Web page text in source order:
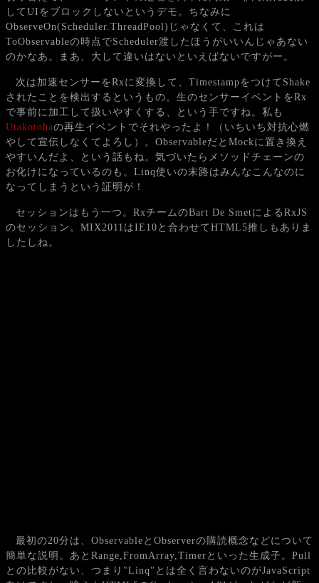
してUIをブロックしないというデモ。ちなみに
ObserveOn(Scheduler.ThreadPool)じゃなくて、これは
ToObservableの時点でScheduler渡したほうがいいんじゃあない
のかなあ。まあ、大して違いはないといえばないですがー。
次は加速センサーをRxに変換して、TimestampをつけてShake
されたことを検出するというもの。生のセンサーイベントをRx
で事前に加工して扱いやすくする、という手ですね。私も
Utakotohaの再生イベントでそれやったよ！（いちいち対抗心燃
やして宣伝しなくてよろし）。ObservableだとMockに置き換え
やすいんだよ、という話もね。気づいたらメソッドチェーンの
お化けになっているのも。Linq使いの末路はみんなこんなのに
なってしまうという証明が！
セッションはもう一つ。RxチームのBart De SmetによるRxJS
のセッション。MIX2011はIE10と合わせてHTML5推しもありま
したしね。
最初の20分は、ObservableとObserverの購読概念などについて
簡単な説明。あとRange,FromArray,Timerといった生成子。Pull
との比較がない、つまり"Linq"とは全く言わないのがJavaScript